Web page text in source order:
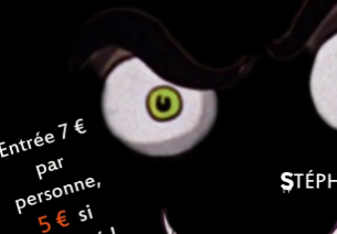
Kimono
Rigoletto
Janvier